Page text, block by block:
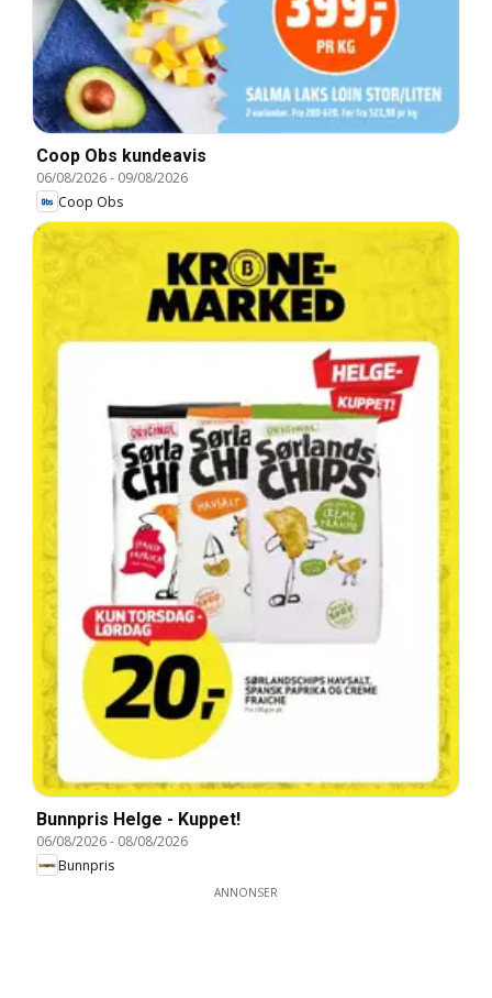
Coop Obs kundeavis
06/08/2026- 09/08/2026
Coop Obs
Bunnpris Helge - Kuppet!
06/08/2026- 08/08/2026
Bunnpris
ANNONSER